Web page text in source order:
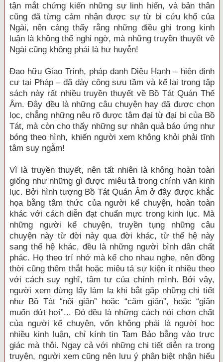
tận mắt chứng kiến những sự linh hiển, và bản thân
cũng đã từng cảm nhận được sự từ bi cứu khổ của
Ngài, nên càng thấy rằng những điều ghi trong kinh
luận là không thể nghi ngờ, mà những truyền thuyết về
Ngài cũng không phải là hư huyễn!
Đạo hữu Giao Trinh, pháp danh Diệu Hạnh – hiện định
cư tại Pháp – đã dày công sưu tầm và kể lại trong tập
sách này rất nhiều truyền thuyết về Bồ Tát Quán Thế
Âm. Đây đều là những câu chuyện hay đã được chọn
lọc, chẳng những nêu rõ được tâm đại từ đại bi của Bồ
Tát, mà còn cho thấy những sự nhân quả báo ứng như
bóng theo hình, khiến người xem không khỏi phải tĩnh
tâm suy ngẫm!
Vì là truyền thuyết, nên tất nhiên là không hoàn toàn
giống như những gì được miêu tả trong chính văn kinh
lục. Bởi hình tượng Bồ Tát Quán Âm ở đây được khắc
họa bằng tâm thức của người kể chuyện, hoàn toàn
khác với cách diễn đạt chuẩn mực trong kinh lục. Mà
những người kể chuyện, truyền tụng những câu
chuyện này từ đời này qua đời khác, từ thế hệ này
sang thế hệ khác, đều là những người bình dân chất
phác. Họ theo trí nhớ mà kể cho nhau nghe, nên đồng
thời cũng thêm thắt hoặc miêu tả sự kiện ít nhiều theo
với cách suy nghĩ, tâm tư của chính mình. Bởi vậy,
người xem đừng lấy làm lạ khi bắt gặp những chi tiết
như Bồ Tát “nổi giận” hoặc “căm giận”, hoặc “giận
muốn đứt hơi”... Đó đều là những cách nói chơn chất
của người kể chuyện, vốn không phải là người học
nhiều kinh luận, chỉ kính tin Tam Bảo bằng vào trực
giác mà thôi. Ngay cả với những chi tiết diễn ra trong
truyện, người xem cũng nên lưu ý phân biệt nhận hiểu